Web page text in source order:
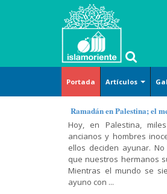
Portada Artículos
Islam
básico
Derecho
Religión-
Ética
Doctrina
Corán-
Hadiz-
Dichos
Arte-
Cultura-
Arte y
Cultura
Tafsir del
Corán
(exégesis)
Diálogo
Métodos
de la
lectura del
Corán
discurso
Islam
(definición)
Cosmovisión
islámica
Doctrina
islámica
Islam y
temas
sociales
y leyes
prácticas
Ramadán en Palestina; el
Hoy, en Palestina,
ancianos y hombres
ellos deciden ayunar.
que nuestros hermanos
Mientras el mundo se
ayuno con ...